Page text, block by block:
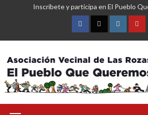
Inscríbete y participa en El Pueblo
FacebookTwitterInstagram